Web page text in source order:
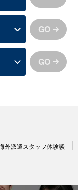
GO
GO
外派遣スタッフ体験談